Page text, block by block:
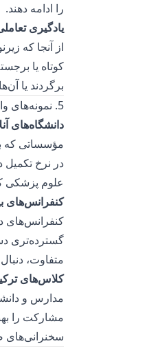
را ادامه دهند.
یادگیری
از آنجا که
کوتاه یا
برگردند یا
5. نمونه‌های واقعی موفقیت
دانشگاه‌های
در نرخ تکمیل
علوم پزشکی
کنفرانس‌های
کنفرانس‌های
گسترده‌تری
متفاوت،
کلاس‌های
مدارس و
مشارکت را
سخنرانی‌های